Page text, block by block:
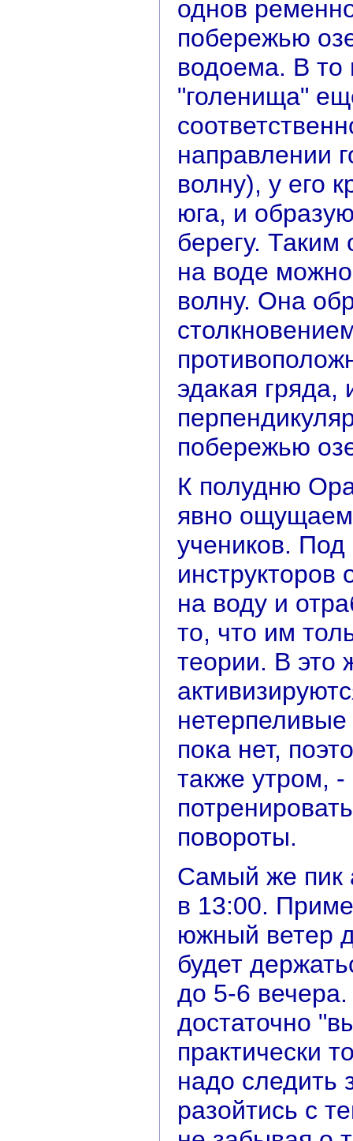
однов
побережью
водоема. В то
"голенища"
направлении
волну), у его
юга, и
берегу. Таким
на воде
волну. Она
эдакая гряда,
побережью
К полудню
явно
учеников. Под
инструкторов
на воду и
то, что им
теории. В это
пока нет,
также утром,
повороты.
Самый же пик
в 13:00.
южный ветер
будет
до 5-6
достаточно
практически
надо следить
разойтись с